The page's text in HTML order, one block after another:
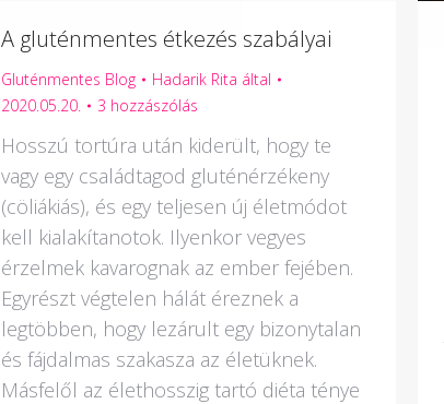
A gluténmentes étkezés szabályai
Gluténmentes Blog Hadarik Rita által
2020.05.20.
3 hozzászólás
Hosszú tortúra után kiderült, hogy te
vagy egy családtagod gluténérzékeny
(cöliákiás), és egy teljesen új életmódot
kell kialakítanotok. Ilyenkor vegyes
érzelmek kavarognak az ember fejében.
Egyrészt végtelen hálát éreznek a
legtöbben, hogy lezárult egy bizonytalan
és fájdalmas szakasza az életüknek.
Másfelől az élethosszig tartó diéta ténye